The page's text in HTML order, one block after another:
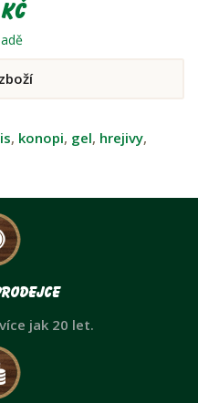
, konopi, gel, hrejivy,
jak 20 let.